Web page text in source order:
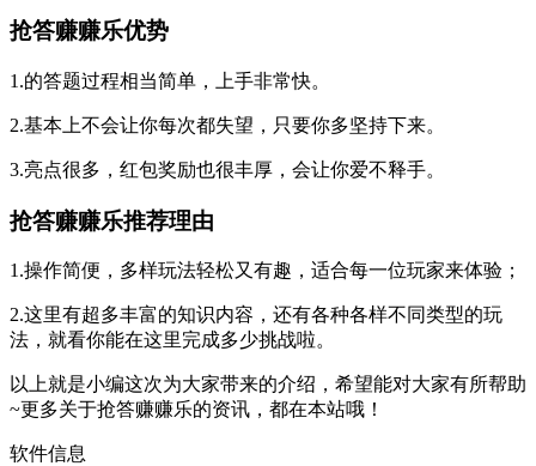
抢答赚赚乐优势
1.的答题过程相当简单，上手非常快。
2.基本上不会让你每次都失望，只要你多坚持下来。
3.亮点很多，红包奖励也很丰厚，会让你爱不释手。
抢答赚赚乐推荐理由
1.操作简便，多样玩法轻松又有趣，适合每一位玩家来体验；
2.这里有超多丰富的知识内容，还有各种各样不同类型的玩
法，就看你能在这里完成多少挑战啦。
以上就是小编这次为大家带来的介绍，希望能对大家有所帮助
~更多关于抢答赚赚乐的资讯，都在本站哦！
软件信息